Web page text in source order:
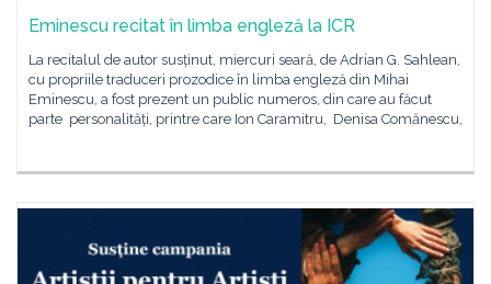
Eminescu recitat în limba engleză la ICR
La recitalul de autor susținut, miercuri seară, de Adrian G. Sahlean,
cu propriile traduceri prozodice în limba engleză din Mihai
Eminescu, a fost prezent un public numeros, din care au făcut
parte personalități, printre care Ion Caramitru, Denisa Comănescu,